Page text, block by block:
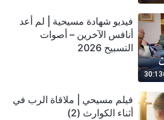
30:13
فيديو شهادة مسيحية | لم أعد
أنافس الآخرين – أصوات
التسبيح 2026
فيلم مسيحي | ملاقاة الرب في
أثناء الكوارث (2)